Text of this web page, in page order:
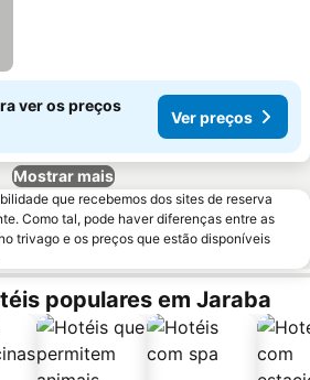
ver os preços
Ver preços
Mostrar mais
que recebemos dos sites de reserva
Como tal, pode haver diferenças entre as
trivago e os preços que estão disponíveis
populares em Jaraba